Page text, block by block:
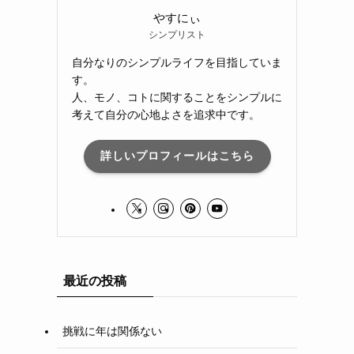
やすにぃ
シンプリスト
自分なりのシンプルライフを目指していま
す。
人、モノ、コトに関することをシンプルに
考えて自分の心地よさを追求中です。
詳しいプロフィールはこちら
最近の投稿
挑戦に年は関係ない